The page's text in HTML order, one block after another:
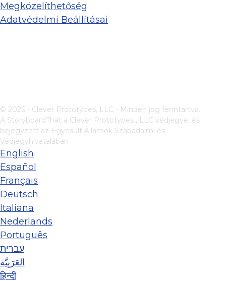
Megközelíthetőség
Adatvédelmi Beállításai
© 2026 - Clever Prototypes, LLC - Minden jog fenntartva.
A StoryboardThat a Clever Prototypes , LLC védjegye, és
bejegyzett az Egyesült Államok Szabadalmi és
Védjegyhivatalában
English
Español
Français
Deutsch
Italiana
Nederlands
Português
עברית
العَرَبِيَّة
हिन्दी